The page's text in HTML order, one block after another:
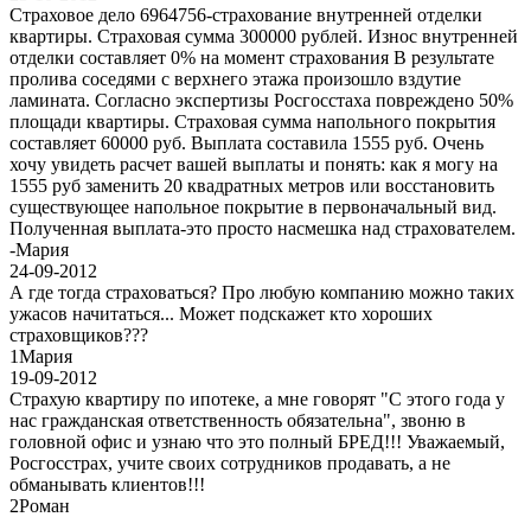
Страховое дело 6964756-страхование внутренней отделки
квартиры. Страховая сумма 300000 рублей. Износ внутренней
отделки составляет 0% на момент страхования В результате
пролива соседями с верхнего этажа произошло вздутие
ламината. Согласно экспертизы Росгосстаха повреждено 50%
площади квартиры. Страховая сумма напольного покрытия
составляет 60000 руб. Выплата составила 1555 руб. Очень
хочу увидеть расчет вашей выплаты и понять: как я могу на
1555 руб заменить 20 квадратных метров или восстановить
существующее напольное покрытие в первоначальный вид.
Полученная выплата-это просто насмешка над страхователем.
-Мария
24-09-2012
А где тогда страховаться? Про любую компанию можно таких
ужасов начитаться... Может подскажет кто хороших
страховщиков???
1Мария
19-09-2012
Страхую квартиру по ипотеке, а мне говорят "С этого года у
нас гражданская ответственность обязательна", звоню в
головной офис и узнаю что это полный БРЕД!!! Уважаемый,
Росгосстрах, учите своих сотрудников продавать, а не
обманывать клиентов!!!
2Роман